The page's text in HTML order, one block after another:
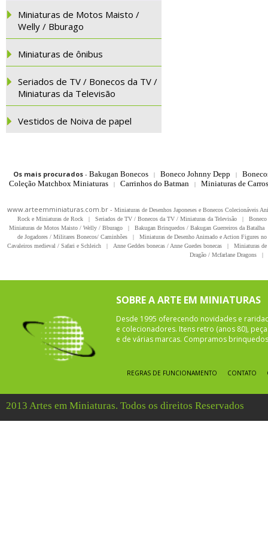
Miniaturas de Motos Maisto /
Welly / Bburago
Miniaturas de ônibus
Seriados de TV / Bonecos da TV /
Miniaturas da Televisão
Vestidos de Noiva de papel
Os mais procurados- Bakugan Bonecos | Boneco Johnny Depp |
Coleção Matchbox Miniaturas
| Carrinhos do Batman | Miniaturas de
www.arteemminiaturas.com.br - Miniaturas de Desenhos Japoneses e Bonecos Colecionáveis
Rock e Miniaturas de Rock
| Seriados de TV / Bonecos da TV / Miniaturas da Televisão |
Miniaturas de Motos Maisto / Welly / Bburago
| Bakugan Brinquedos / Bakugan Guerreiros da Batalha
de Jogadores / Militares Bonecos/ Caminhões
|
Miniaturas de Desenho Animado e Action Figures
Cavaleiros medieval / Safari e Schleich
| Anne Geddes bonecas / Anne Guedes bonecas |
Miniaturas
Dragão / Mcfarlane Dragons
|
SOBRE A ARTE EM MINIATURAS
Desde 1995 oferecendo novidades e
e colecionadores. Itens retro (anos 80),
e de várias marcas. Compramos
REGRAS DE FUNCIONAMENTO CONTATO
2013 Artes em Miniaturas. Todos os direitos Reservados